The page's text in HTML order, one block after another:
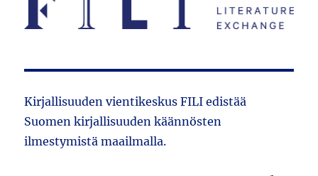
Kirjallisuuden vientikeskus FILI edistää
Suomen kirjallisuuden käännösten
ilmestymistä maailmalla.